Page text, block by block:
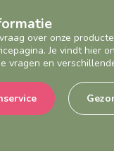
over onze
Je vindt hier
vragen en